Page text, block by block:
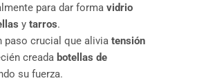
para dar forma vidrio
y tarros.
paso crucial que alivia tensión
creada botellas de
su fuerza.